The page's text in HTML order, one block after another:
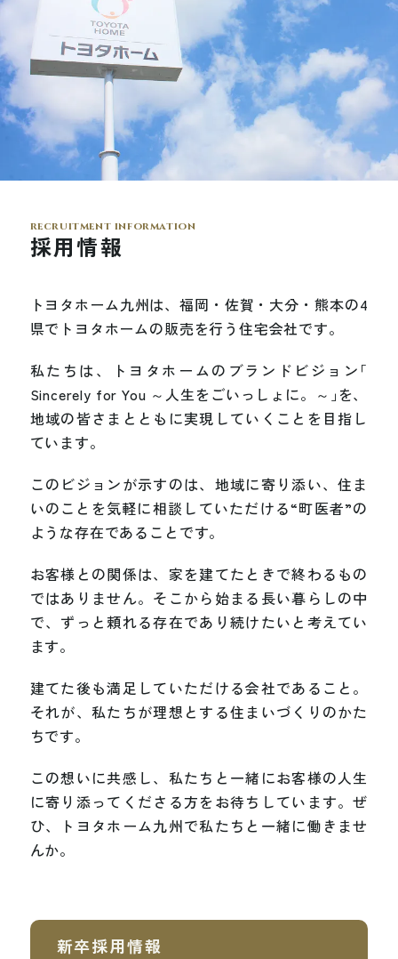
recruitment information
採用情報
ト ヨ タホーム九州は、福岡 ・ 佐賀 ・ 大分 ・ 熊本の4
県で ト ヨ タホームの販売を行 う 住宅会社です。
私た ち は、 ト ヨ タ ホ ー ムの ブラ ン ド ビ ジ ョ ン「
Sincerely for You ～人生をごい っ し ょ に。 ～ 」を、
地域の皆さ ま と と も に実現 してい く こ と を 目指 し
てい ます。
この ビジ ョ ンが示すのは、 地域に寄 り添い、住 ま
いのこ と を気軽に相談 し ていただける“町医者”の
よ う な存在である こ と です。
お客様 と の関係は、 家を建てた と きで終わる もの
ではあ り ません。 そ こから 始ま る 長い暮 ら しの中
で、 ず っ と頼れる存在であ り 続けたい と 考えてい
ます。
建てた後も満足 していただける会社であ る こ と 。
それが、 私た ちが理想 と す る住 ま いづ く り のかた
ちです。
この想いに共感 し、 私たち と 一緒 にお客様の人生
に寄 り 添って く ださ る方をお待ち してい ます。ぜ
ひ、 ト ヨ タホ ーム九州で私たち と 一緒に働 き ませ
んか。
新卒採用情報